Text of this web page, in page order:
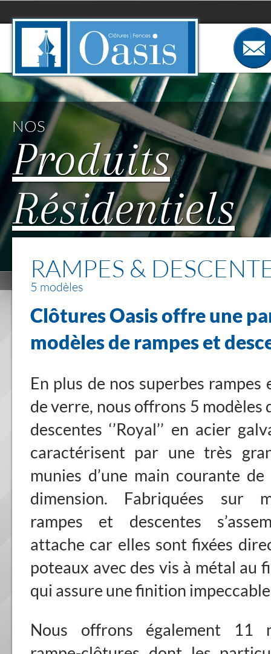
NOS
Produits
Résidentiels
RAMPES &
5 modèles
Clôtures Oasis offre une
modèles de rampes et
En plus de nos superbes rampes
de verre, nous offrons 5 modèles
descentes ‘’Royal’’ en acier
caractérisent par une très
munies d’une main courante
dimension. Fabriquées sur
rampes et descentes
attache car elles sont fixées
poteaux avec des vis à métal au
qui assure une finition
Nous offrons également 11